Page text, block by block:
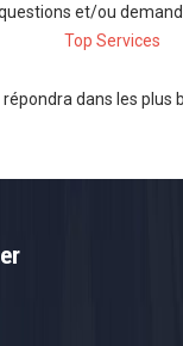
et/ou
Top Services
répondra dans les plus